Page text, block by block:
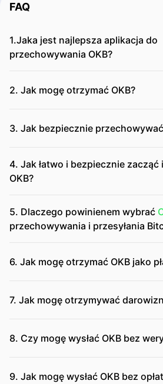
FAQ
1.Jaka jest najlepsza aplikacja do
przechowywania OKB?
2. Jak mogę otrzymać OKB?
3. Jak bezpiecznie
4. Jak łatwo i bezpiecznie
OKB?
5. Dlaczego powinienem wybrać
przechowywania i przesyłania
6. Jak mogę otrzymać OKB jako
7. Jak mogę otrzymywać
8. Czy mogę wysłać OKB bez
9. Jak mogę wysłać OKB bez